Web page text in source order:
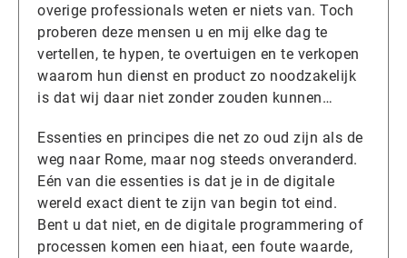
overige professionals weten er niets van. Toch
proberen deze mensen u en mij elke dag te
vertellen, te hypen, te overtuigen en te verkopen
waarom hun dienst en product zo noodzakelijk
is dat wij daar niet zonder zouden kunnen…
Essenties en principes die net zo oud zijn als de
weg naar Rome, maar nog steeds onveranderd.
Eén van die essenties is dat je in de digitale
wereld exact dient te zijn van begin tot eind.
Bent u dat niet, en de digitale programmering of
processen komen een hiaat, een foute waarde,